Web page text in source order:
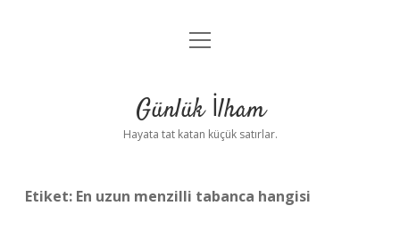
Anasayfa
Yasal Uyarı
menüyü
Günlük İlham
Hayata tat katan küçük satırlar.
Etiket: En uzun menzilli tabanca hangisi